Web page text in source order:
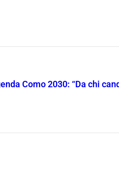
Como 2030: “Da chi